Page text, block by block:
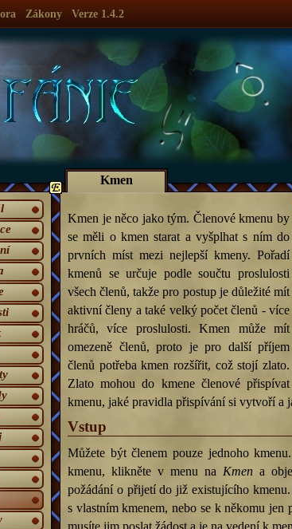
Zákony Verze 1.4.2
Kmen
Kmen je něco jako tým. Členové kmenu by
se měli o kmen starat a vyšplhat s ním do
prvních míst mezi nejlepší kmeny. Pořadí
kmenů se určuje podle součtu proslulosti
všech členů, takže pro postup je důležité mít
aktivní členy a také velký počet členů - více
hráčů, více proslulosti. Kmen může mít
omezeně členů, proto je pro další příjem
členů potřeba kmen rozšířit, což stojí zlato.
Zlato mohou do kmene členové
kmenu, jaké pravidla přispívání si vytvoří a
Vstup
Můžete být členem pouze jednoho
kmenu, klikněte v menu na Kmen a
požádání o přijetí do již existujícího
s vlastním kmenem, nebo se k někomu jen
musíte jim poslat žádost a je na vedení k